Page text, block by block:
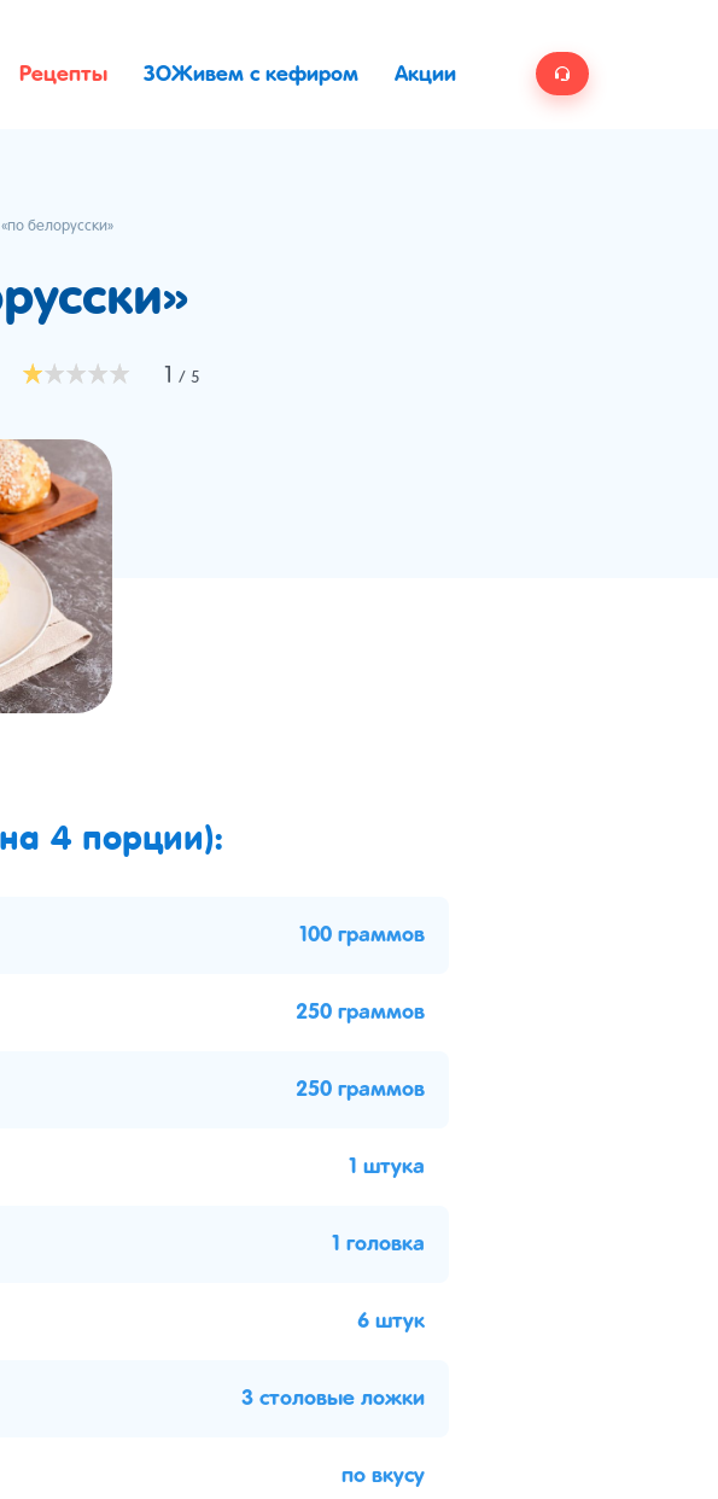
Рецепты ЗОЖивем с кефиром Акции
белорусски»
1 / 5
4 порции):
100 граммов
250 граммов
250 граммов
1 штука
1 головка
6 штук
3 столовые ложки
по вкусу